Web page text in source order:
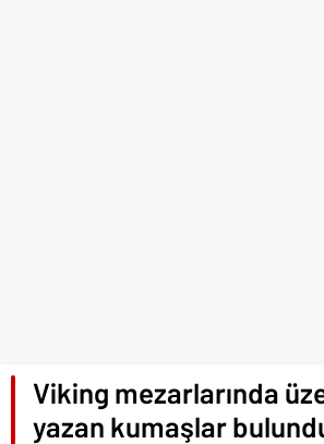
Viking mezarlarında
yazan kumaşlar